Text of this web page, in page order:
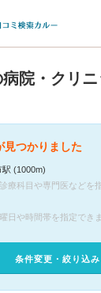
院・クリニ
見つかりました
駅 (1000m)
療科目や専門医などを
日や時間帯を指定でき
条件変更・絞り込み